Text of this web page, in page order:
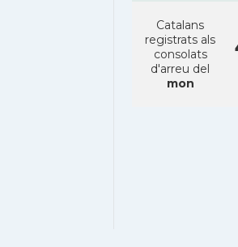
Catalans
registrats als
consolats
d'arreu del
mon